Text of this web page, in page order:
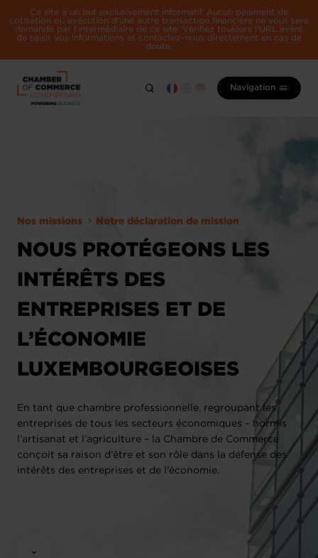
Ce site a un but exclusivement informatif. Aucun paiement de
cotisation ou exécution d'une autre transaction financière ne vous sera
demandé par l'intermédiaire de ce site. Vérifiez toujours l'URL avant
de saisir vos informations et contactez-nous directement en cas de
doute.
Navigation
Nos missions Notre déclaration de mission
NOUS PROTÉGEONS LES
INTÉRÊTS DES
ENTREPRISES ET DE
L’ÉCONOMIE
LUXEMBOURGEOISES
En tant que chambre professionnelle, regroupant les
entreprises de tous les secteurs économiques – hormis
l’artisanat et l’agriculture – la Chambre de Commerce
conçoit sa raison d’être et son rôle dans la défense des
intérêts des entreprises et de l'économie.